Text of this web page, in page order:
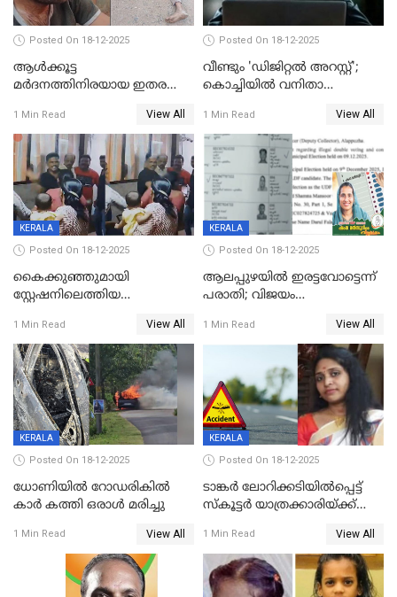
Posted On 18-12-2025
ആൾക്കൂട്ട
മർദനത്തിനിരയായ ഇതര
നടുക്കുന്ന സംഭവം
വാളയാറിൽ
1 Min Read View All
Posted On 18-12-2025
വീണ്ടും 'ഡിജിറ്റല്‍ അറസ്റ്റ്';
കൊച്ചിയില്‍ വനിതാ
കോടി രൂപ
1 Min Read View All
KERALA
Posted On 18-12-2025
കൈക്കുഞ്ഞുമായി
സ്റ്റേഷനിലെത്തിയ
കരണത്തടിച്ചു; CC ടിവി
ദൃശ്യങ്ങൾ പുറത്ത്
1 Min Read View All
KERALA
Posted On 18-12-2025
ആലപ്പുഴയിൽ ഇരട്ടവോട്ടെന്ന്
പരാതി; വിജയം
വാർഡിലെ എൽഡിഎഫ്
സ്ഥാനാർത്ഥി
1 Min Read View All
KERALA
Posted On 18-12-2025
ധോണിയിൽ റോഡരികിൽ
കാർ കത്തി ഒരാൾ മരിച്ചു
1 Min Read View All
KERALA
Posted On 18-12-2025
ടാങ്കർ ലോറിക്കടിയിൽപ്പെട്ട്
സ്കൂട്ടർ യാത്രക്കാരിയ്ക്ക്
കണ്ടോത്ത് ദേശീയ പാതയിൽ
1 Min Read View All